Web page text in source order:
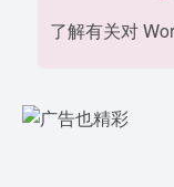
了解有关对